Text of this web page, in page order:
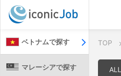
ベトナムで探す
マレーシアで探す
TOP
ALL